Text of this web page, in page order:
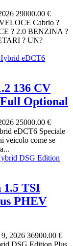
29000.00 €
Cabrio ?
? 2.0 BENZINA ?
? UN?
136 CV
Optional
25000.00 €
eDCT6 Speciale
veicolo come se
TSI
PHEV
2026 36900.00 €
DSG Edition Plus